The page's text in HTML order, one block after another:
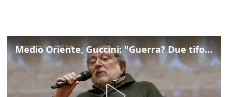
Medio Oriente, Guccini: "Guerra? Due tifoserie che si urlano contro e dimenticano vittime"